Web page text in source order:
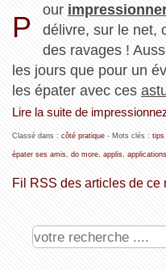
P
our
délivre, sur le net,
des ravages !
les jours que pour un
les épater avec ces
Lire la suite de
Classé dans : côté pratique- Mots clés : tips
épater ses amis, do more, applis,
Fil RSS des articles de ce